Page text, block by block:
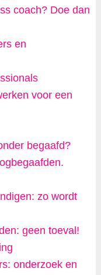
coach? Doe dan
en
voor een
begaafd?
zo wordt
geen toeval!
onderzoek en